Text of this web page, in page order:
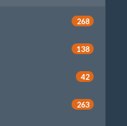
268
138
42
263